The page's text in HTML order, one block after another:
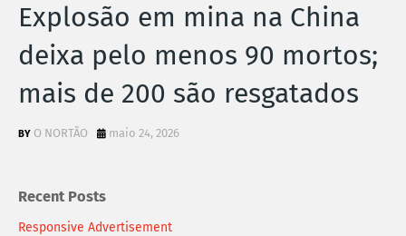
Explosão em mina na China
deixa pelo menos 90 mortos;
mais de 200 são resgatados
O NORTÃO maio 24, 2026
Recent Posts
Responsive Advertisement